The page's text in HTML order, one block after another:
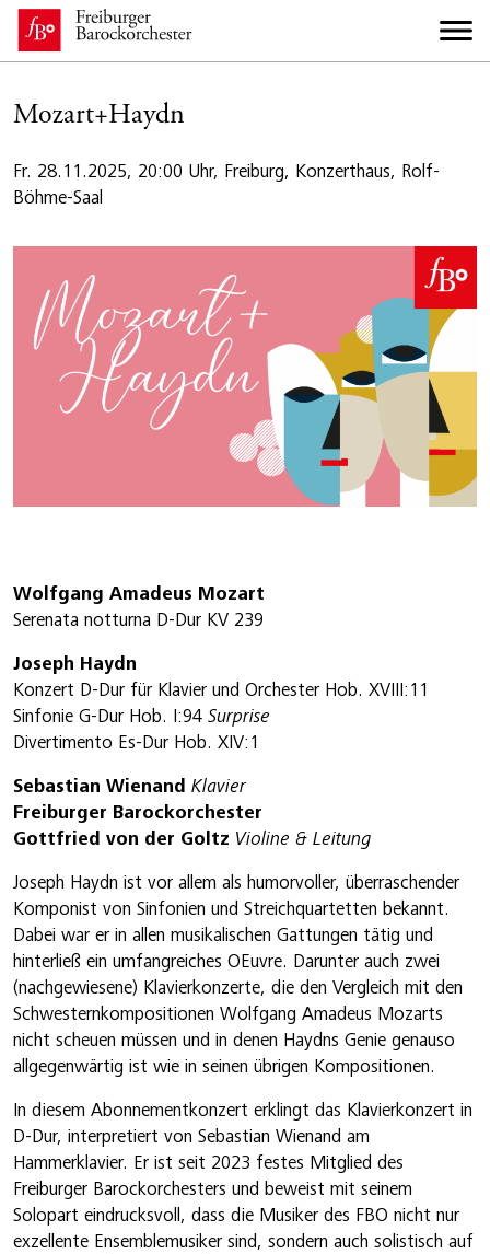
Mozart+Haydn
Fr. 28.11.2025, 20:00 Uhr, Freiburg, Konzerthaus, Rolf-
Böhme-Saal
Wolfgang Amadeus Mozart
Serenata notturna D-Dur KV 239
Joseph Haydn
Konzert D-Dur für Klavier und Orchester Hob. XVIII:11
Sinfonie G-Dur Hob. I:94 Surprise
Divertimento Es-Dur Hob. XIV:1
Sebastian Wienand Klavier
Freiburger Barockorchester
Gottfried von der Goltz Violine & Leitung
Joseph Haydn ist vor allem als humorvoller, überraschender
Komponist von Sinfonien und Streichquartetten bekannt.
Dabei war er in allen musikalischen Gattungen tätig und
hinterließ ein umfangreiches OEuvre. Darunter auch zwei
(nachgewiesene) Klavierkonzerte, die den Vergleich mit den
Schwesternkompositionen Wolfgang Amadeus Mozarts
nicht scheuen müssen und in denen Haydns Genie genauso
allgegenwärtig ist wie in seinen übrigen Kompositionen.
In diesem Abonnementkonzert erklingt das Klavierkonzert in
D-Dur, interpretiert von Sebastian Wienand am
Hammerklavier. Er ist seit 2023 festes Mitglied des
Freiburger Barockorchesters und beweist mit seinem
Solopart eindrucksvoll, dass die Musiker des FBO nicht nur
exzellente Ensemblemusiker sind, sondern auch solistisch auf